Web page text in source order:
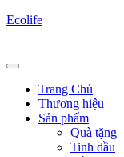
Ecolife
Trang Chủ
Thương hiệu
Sản phẩm
Quà tặng
Tinh dầu